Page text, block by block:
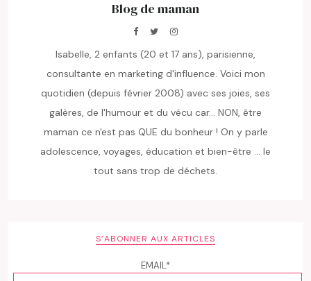
Blog de maman
Isabelle, 2 enfants (20 et 17 ans), parisienne,
consultante en marketing d'influence. Voici mon
quotidien (depuis février 2008) avec ses joies, ses
galères, de l'humour et du vécu car... NON, être
maman ce n'est pas QUE du bonheur ! On y parle
adolescence, voyages, éducation et bien-être ... le
tout sans trop de déchets.
S’ABONNER AUX ARTICLES
EMAIL*